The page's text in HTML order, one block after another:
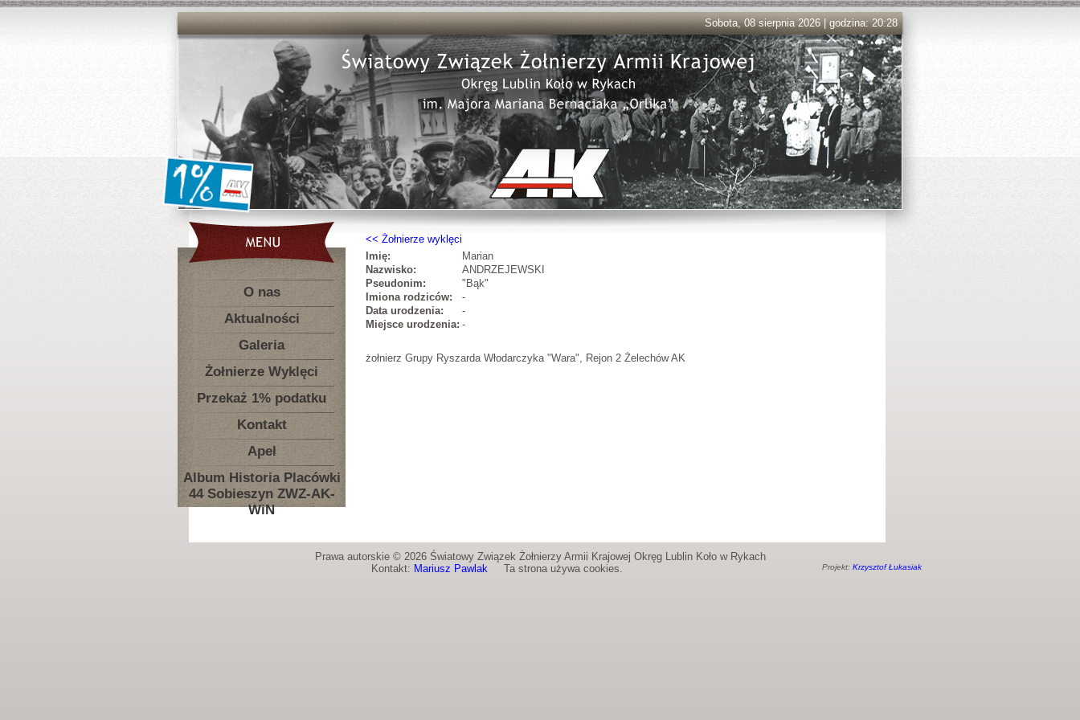
Sobota, 08 sierpnia 2026 | godzina: 20:28
O nas
Aktualności
Galeria
Żołnierze Wyklęci
Przekaż 1% podatku
Kontakt
Apel
Album Historia Placówki
44 Sobieszyn ZWZ-AK-
WiN
Żołnierze wyklęci
Imię:
Marian
Nazwisko:
ANDRZEJEWSKI
Pseudonim:
"Bąk"
Imiona rodziców:
-
Data urodzenia:
-
Miejsce urodzenia: -
żołnierz Grupy Ryszarda Włodarczyka "Wara", Rejon 2 Żelechów AK
Prawa autorskie © 2026 Światowy Związek Żołnierzy Armii Krajowej Okręg Lublin Koło w Rykach
Kontakt: Mariusz PawlakTa strona używa cookies. Projekt: Krzysztof Łukasiak